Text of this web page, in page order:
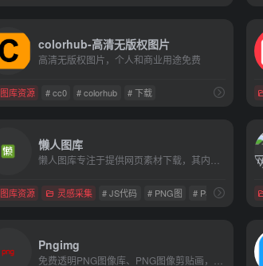
colorhub-高清无版权图片
高清无版权图片，个人和商业用途免费
图库资源 # cc0 # colorhub # 下载
懒人图库
图库资源 灵感采集 # JS代码 # PNG图 # PSD素材
Pngimg